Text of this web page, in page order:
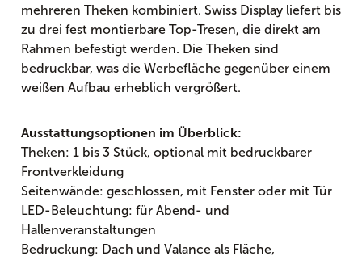
mehreren Theken kombiniert. Swiss Display liefert bis
zu drei fest montierbare Top-Tresen, die direkt am
Rahmen befestigt werden. Die Theken sind
bedruckbar, was die Werbefläche gegenüber einem
weißen Aufbau erheblich vergrößert.
Ausstattungsoptionen im Überblick:
Theken: 1 bis 3 Stück, optional mit bedruckbarer
Frontverkleidung
Seitenwände: geschlossen, mit Fenster oder mit Tür
LED-Beleuchtung: für Abend- und
Hallenveranstaltungen
Bedruckung: Dach und Valance als Fläche,